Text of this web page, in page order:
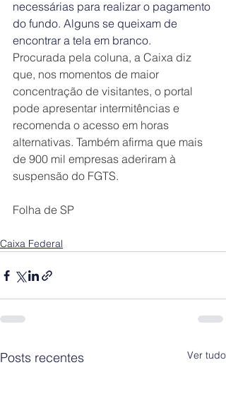
necessárias para realizar o pagamento
do fundo. Alguns se queixam de
encontrar a tela em branco.
Procurada pela coluna, a Caixa diz
que, nos momentos de maior
concentração de visitantes, o portal
pode apresentar intermitências e
recomenda o acesso em horas
alternativas. Também afirma que mais
de 900 mil empresas aderiram à
suspensão do FGTS.
Folha de SP
Caixa Federal
Posts recentes Ver tudo